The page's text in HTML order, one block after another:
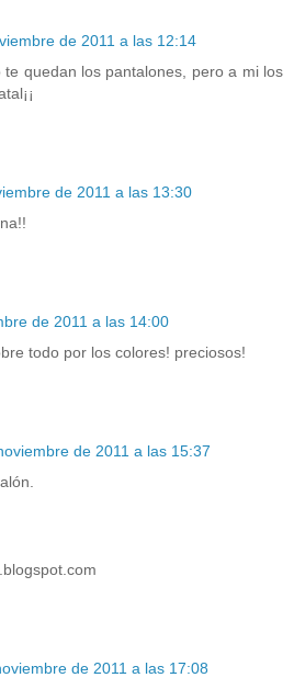
de 2011 a las 12:14
te quedan los pantalones, pero a mi los
de 2011 a las 13:30
de 2011 a las 14:00
todo por los colores! preciosos!
de 2011 a las 15:37
de 2011 a las 17:08